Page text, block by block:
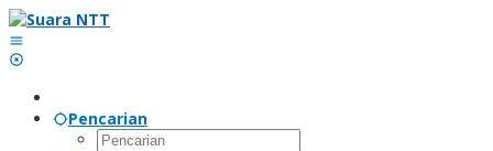
Lewati
ke
konten
Pencarian